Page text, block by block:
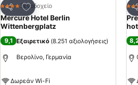
Κοινοποίηση
Προσθήκη στα αγαπημένα
4 ΑστέριαΞενοδοχείο
Mercure Hotel Berlin
Wittenbergplatz
9,1 Εξαιρετικό (8.251 αξιολογήσεις)
Βερολίνο, Γερμανία
Δωρεάν Wi-Fi
4